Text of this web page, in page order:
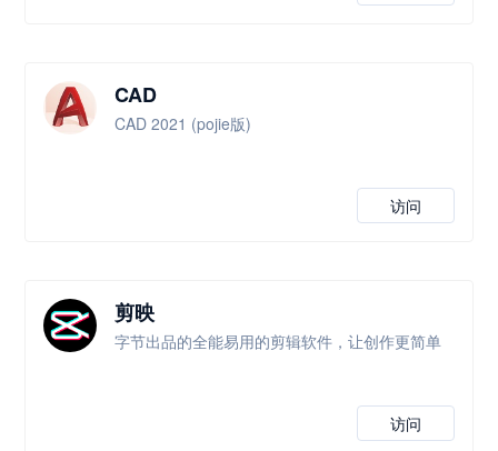
CAD
CAD 2021 (pojie版)
访问
剪映
字节出品的全能易用的剪辑软件，让创作更简单
访问